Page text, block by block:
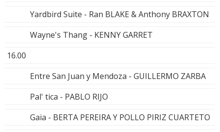
Yardbird Suite - Ran BLAKE & Anthony BRAXTON
Wayne's Thang - KENNY GARRET
16.00
Entre San Juan y Mendoza - GUILLERMO ZARBA
Pal' tica - PABLO RIJO
Gaia - BERTA PEREIRA Y POLLO PIRIZ CUARTETO